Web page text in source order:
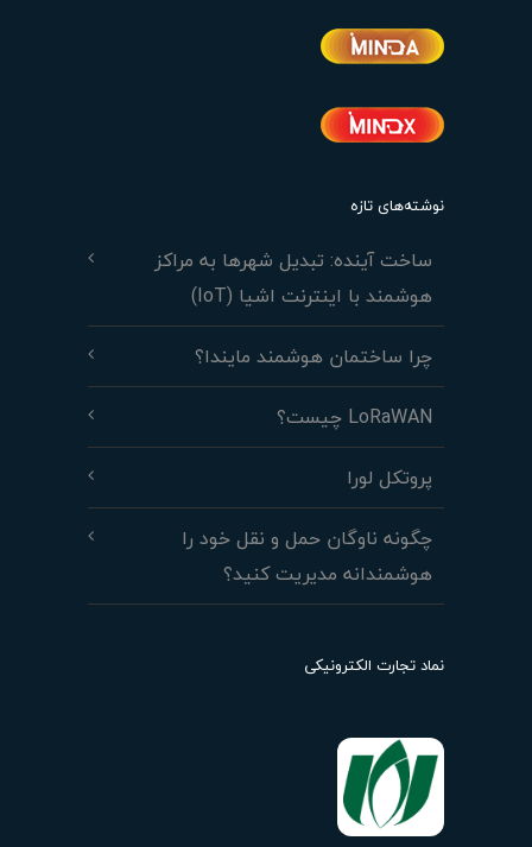
نوشته‌های تازه
ساخت آینده: تبدیل شهرها به مراکز
هوشمند با اینترنت اشیا (IoT)
چرا ساختمان هوشمند مایندا؟
LoRaWAN چیست؟
پروتکل لورا
چگونه ناوگان حمل و نقل خود را
هوشمندانه مدیریت کنید؟
نماد تجارت الکترونیکی